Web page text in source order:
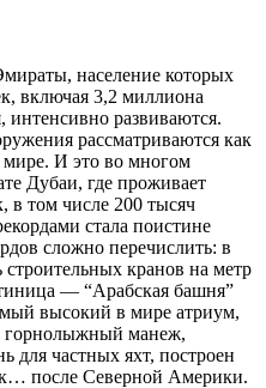
население которых
включая 3,2 миллиона
интенсивно развиваются.
рассматриваются как
мире. И это во многом
Дубаи, где проживает
в том числе 200 тысяч
стала поистине
сложно перечислить: в
кранов на метр
— “Арабская башня”
высокий в мире атриум,
горнолыжный манеж,
для частных яхт, построен
после Северной Америки.